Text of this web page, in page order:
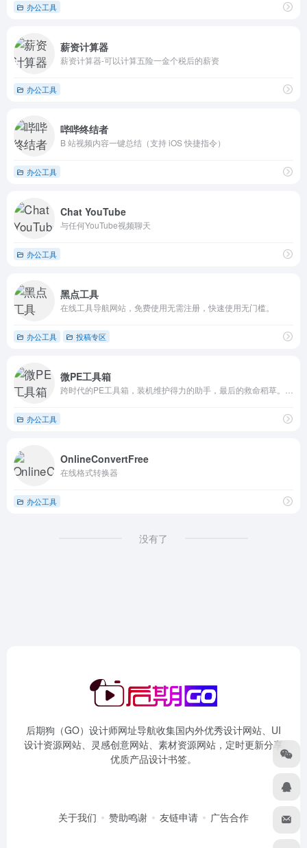
办公工具
薪资计算器
薪资计算器-可以计算五险一金个税后的薪资
办公工具
哔哔终结者
B 站视频内容一键总结（支持 iOS 快捷指令）
办公工具
Chat YouTube
与任何YouTube视频聊天
办公工具
黑点工具
在线工具导航网站，免费使用无需注册，快速使用无门槛。
办公工具 投稿专区
微PE工具箱
办公工具
OnlineConvertFree
在线格式转换器
办公工具
没有了
后期狗（GO）设计师网址导航收集国内外优秀设计网站、UI
设计资源网站、灵感创意网站、素材资源网站，定时更新分享
优质产品设计书签。
关于我们 赞助鸣谢 友链申请 广告合作